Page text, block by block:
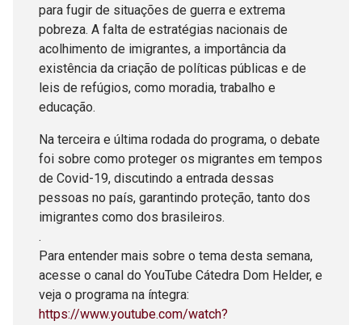
para fugir de situações de guerra e extrema
pobreza. A falta de estratégias nacionais de
acolhimento de imigrantes, a importância da
existência da criação de políticas públicas e de
leis de refúgios, como moradia, trabalho e
educação.
Na terceira e última rodada do programa, o debate
foi sobre como proteger os migrantes em tempos
de Covid-19, discutindo a entrada dessas
pessoas no país, garantindo proteção, tanto dos
imigrantes como dos brasileiros.
.
Para entender mais sobre o tema desta semana,
acesse o canal do YouTube Cátedra Dom Helder, e
veja o programa na íntegra:
https://www.youtube.com/watch?